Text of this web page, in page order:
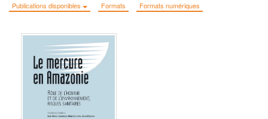
Publications disponibles Formats Formats numériques